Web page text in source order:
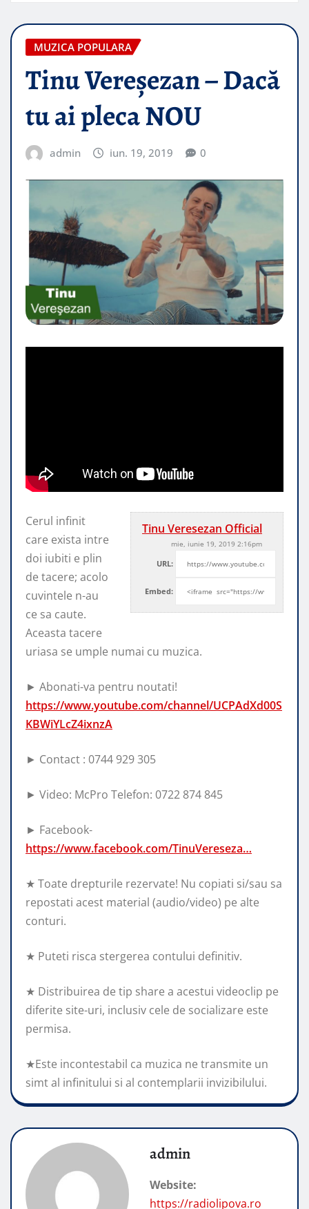
MUZICA POPULARA
Tinu Vereşezan – Dacă
tu ai pleca NOU
admin iun. 19, 2019 0
Tinu Veresezan Official
mie, iunie 19, 2019 2:16pm
URL:
Embed:
Cerul infinit
care exista intre
doi iubiti e plin
de tacere; acolo
cuvintele n-au
ce sa caute.
Aceasta tacere
uriasa se umple numai cu muzica.
► Abonati-va pentru noutati!
https://www.youtube.com/channel/UCPAdXd00S
KBWiYLcZ4ixnzA
► Contact : 0744 929 305
► Video: McPro Telefon: 0722 874 845
► Facebook-
https://www.facebook.com/TinuVereseza…
★ Toate drepturile rezervate! Nu copiati si/sau sa
repostati acest material (audio/video) pe alte
conturi.
★ Puteti risca stergerea contului definitiv.
★ Distribuirea de tip share a acestui videoclip pe
diferite site-uri, inclusiv cele de socializare este
permisa.
★Este incontestabil ca muzica ne transmite un
simt al infinitului si al contemplarii invizibilului.
admin
Website:
https://radiolipova.ro